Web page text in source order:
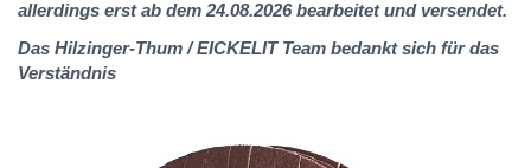
allerdings erst ab dem 24.08.2026 bearbeitet und versendet.
Das Hilzinger-Thum / EICKELIT Team bedankt sich für das
Verständnis